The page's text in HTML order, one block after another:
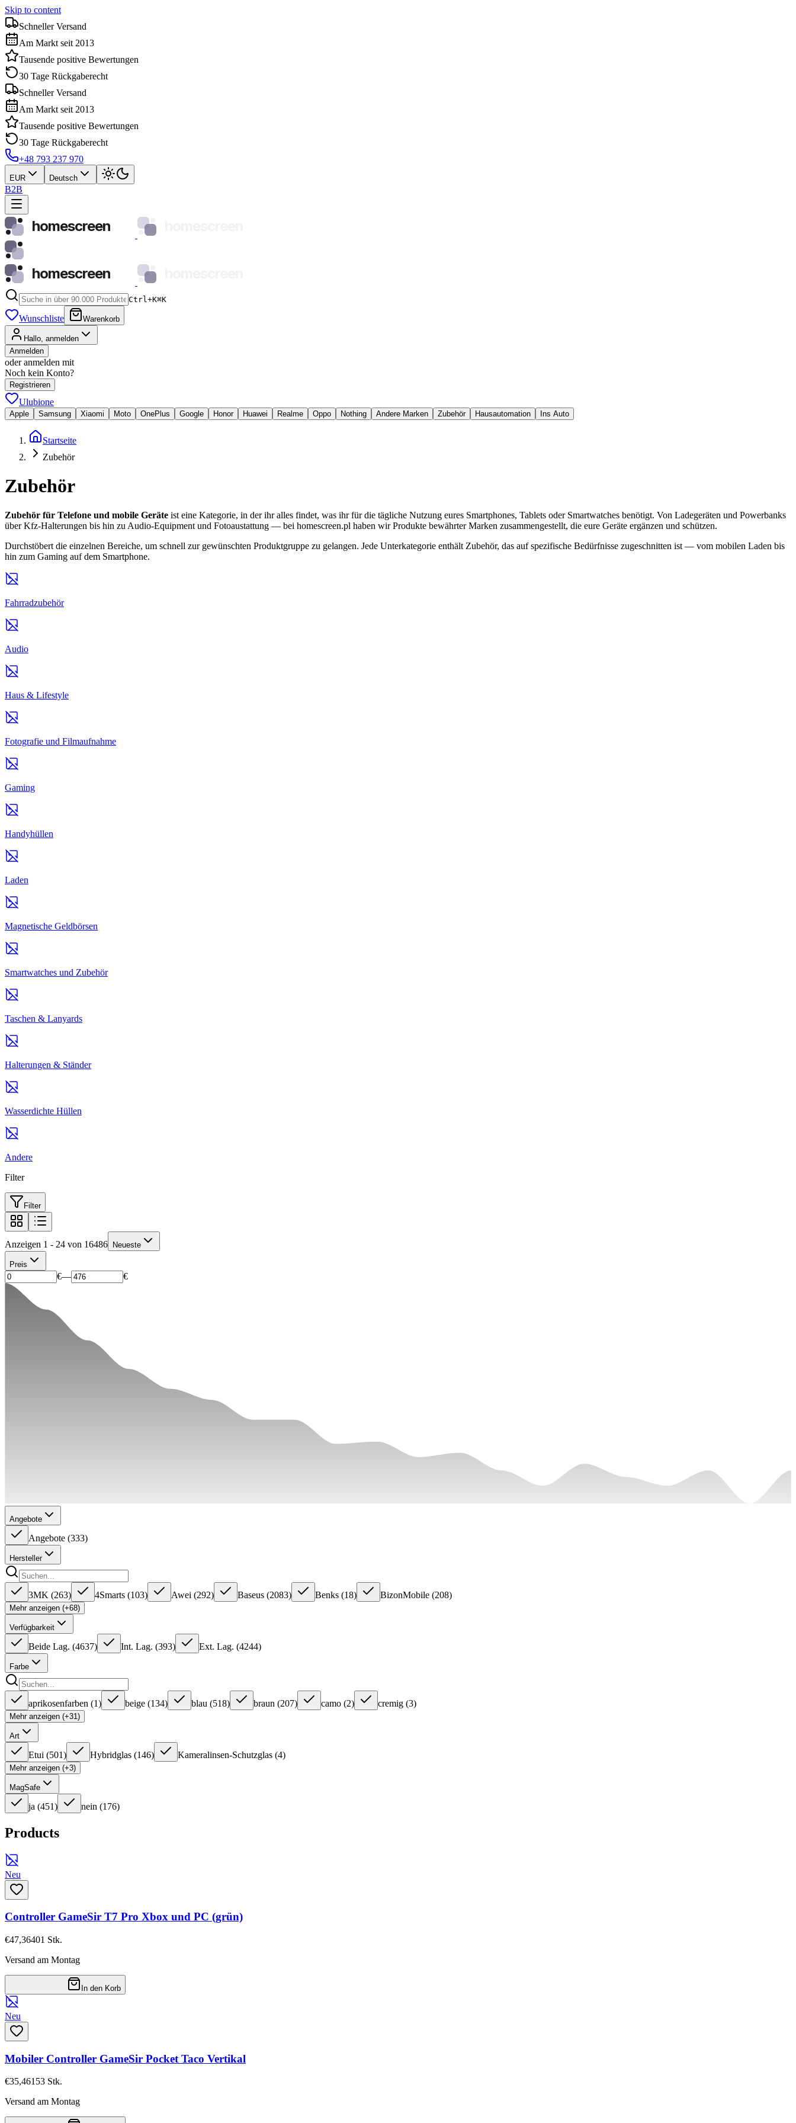
Skip to content
Schneller Versand
Am Markt seit 2013
Tausende positive Bewertungen
30 Tage Rückgaberecht
Schneller Versand
Am Markt seit 2013
Tausende positive Bewertungen
30 Tage Rückgaberecht
+48 793 237 970
EUR Deutsch
B2B
homescreen
homescreen
Ctrl+K⌘K
Wunschliste Warenkorb
Hallo, anmelden
Anmelden
oder anmelden mit
Noch kein Konto?
Registrieren
Ulubione
Apple Samsung Xiaomi Moto OnePlus Google Honor Huawei Realme Oppo Nothing Andere Marken Zubehör Hausautomation Ins Auto
Startseite
Zubehör
Zubehör
Zubehör für Telefone und mobile Geräte ist eine Kategorie, in der ihr alles findet, was ihr für die tägliche Nutzung eures Smartphones, Tablets oder Smartwatches benötigt. Von Ladegeräten und Powerbanks
über Kfz-Halterungen bis hin zu Audio-Equipment und Fotoaustattung — bei homescreen.pl haben wir Produkte bewährter Marken zusammengestellt, die eure Geräte ergänzen und schützen.
Durchstöbert die einzelnen Bereiche, um schnell zur gewünschten Produktgruppe zu gelangen. Jede Unterkategorie enthält Zubehör, das auf spezifische Bedürfnisse zugeschnitten ist — vom mobilen Laden bis
hin zum Gaming auf dem Smartphone.
Fahrradzubehör
Audio
Haus & Lifestyle
Fotografie und Filmaufnahme
Gaming
Handyhüllen
Laden
Magnetische Geldbörsen
Smartwatches und Zubehör
Taschen & Lanyards
Halterungen & Ständer
Wasserdichte Hüllen
Andere
Filter
Filter
Anzeigen 1 - 24 von 16486 Neueste
Preis
€— €
Angebote
Angebote (333)
Hersteller
3MK (263) 4Smarts (103) Awei (292) Baseus (2083) Benks (18) BizonMobile (208)
Mehr anzeigen (+68)
Verfügbarkeit
Beide Lag. (4637) Int. Lag. (393) Ext. Lag. (4244)
Farbe
aprikosenfarben (1) beige (134) blau (518) braun (207) camo (2) cremig (3)
Mehr anzeigen (+31)
Art
Etui (501) Hybridglas (146) Kameralinsen-Schutzglas (4)
Mehr anzeigen (+3)
MagSafe
ja (451) nein (176)
Products
Neu
Controller GameSir T7 Pro Xbox und PC (grün)
€47,36401 Stk.
Versand am Montag
In den Korb
Neu
Mobiler Controller GameSir Pocket Taco Vertikal
€35,46153 Stk.
Versand am Montag